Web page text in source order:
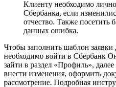
Клиенту необходимо
Сбербанка, если
отчество. Также посетить
данных ошибка.
Чтобы заполнить шаблон
необходимо войти в Сбербанк
зайти в раздел «Профиль»,
внести изменения, оформить
рассмотрение. Подробная